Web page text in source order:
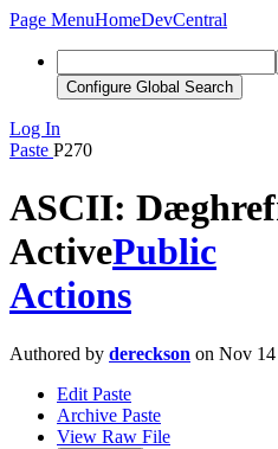
Page MenuHomeDevCentral
Configure Global Search
Log In
Paste P270
ASCII:
ActivePublic
Actions
Authored by dereckson on Nov
Edit Paste
Archive Paste
View Raw File